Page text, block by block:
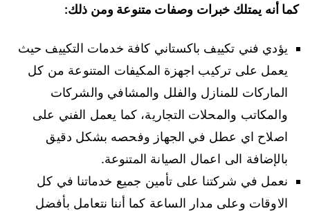
كما أنه يمتلك خبرات وصفات متنوعة ومن ذلك:
يؤدي فني تكييف باكستاني كافة خدمات التكييف حيث
يعمل على تركيب اجهزة المكيفات المتنوعة من كل
الماركات للمنازل والفلل والمشافي والشركات
والمكاتب والمحلات التجارية، كما يعمل الفني على
اصلاح اي عطل في الجهاز وفحصه بشكل دقيق
بالإضافة الى اعمال الصيانة المتنوعة.
نعمل في شركتنا على تأمين جميع خدماتنا في كل
الاوقات وعلى مدار الساعة كما أننا نتعامل بأفضل